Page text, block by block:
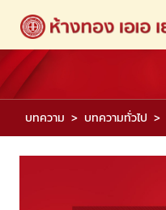
บทความ บทความทั่วไป